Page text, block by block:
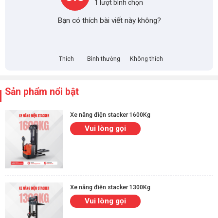
Khám phá ngay: Xe nâng mặt bàn thủy lực 700Kg
Thông số kỹ thuật
Chiều cao tối thiểu (khi
hạ thấp nhất)
420mm
Chiều cao tối đa (khi
nâng cao nhất)
Đường kính bánh xe
Φ147 × 50 mm
1 lượt bình chọn
Bạn có thích bài viết này không?
Thích Bình thường Không thích
Sản phẩm nổi bật
Xe nâng điện stacker 1600Kg
Vui lòng gọi
Xe nâng điện stacker 1300Kg
Vui lòng gọi